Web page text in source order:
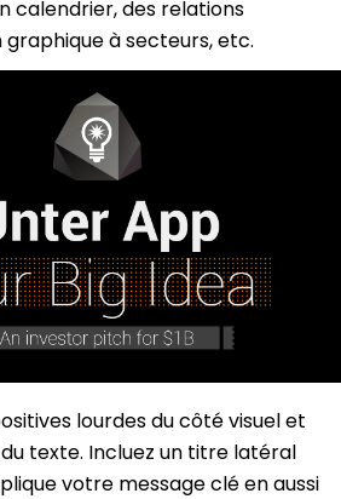
calendrier, des relations
à secteurs, etc.
lourdes du côté visuel et
texte. Incluez un titre latéral
votre message clé en aussi